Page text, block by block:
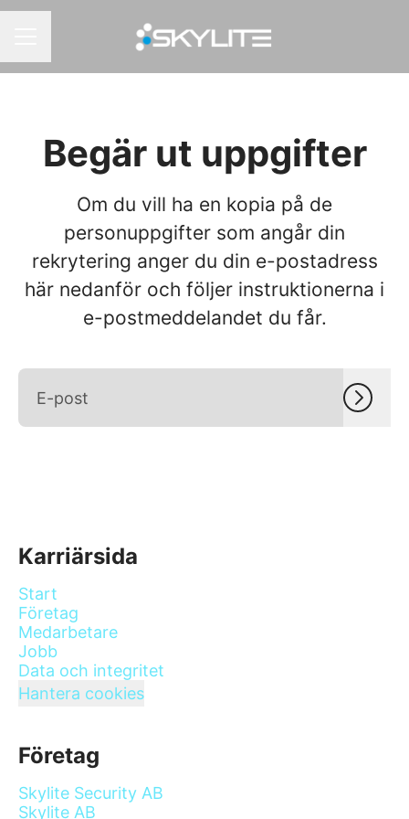
Begär ut uppgifter
Om du vill ha en kopia på de
personuppgifter som angår din
rekrytering anger du din e-postadress
här nedanför och följer instruktionerna i
e-postmeddelandet du får.
Karriärsida
Start
Företag
Medarbetare
Jobb
Data och integritet
Hantera cookies
Företag
Skylite Security AB
Skylite AB